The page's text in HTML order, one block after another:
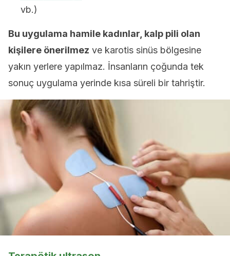
vb.)
Bu uygulama hamile kadınlar, kalp pili olan
kişilere önerilmez ve karotis sinüs bölgesine
yakın yerlere yapılmaz. İnsanların çoğunda tek
sonuç uygulama yerinde kısa süreli bir tahriştir.